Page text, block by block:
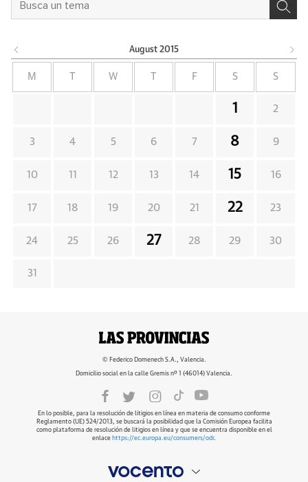
August 2015
M W F S S
1 2
3 4 5 6 7 8 9
10 11 12 13 14 15 16
17 18 19 20 21 22 23
24 25 26 27 28 29 30
31
© Federico Domenech S.A., Valencia.
Domicilio social en la calle Gremis nº 1 (46014) Valencia.
En lo posible, para la resolución de litigios en línea en materia de consumo conforme
Reglamento (UE) 524/2013, se buscará la posibilidad que la Comisión Europea facilita
como plataforma de resolución de litigios en línea y que se encuentra disponible en el
enlace https://ec.europa.eu/consumers/odr.